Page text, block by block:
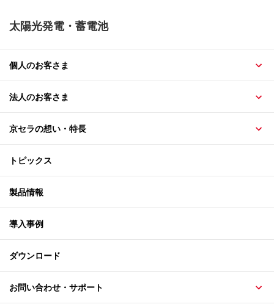
太陽光発電・蓄電池
個人のお客さま
法人のお客さま
京セラの想い・特長
トピックス
製品情報
導入事例
ダウンロード
お問い合わせ・サポート